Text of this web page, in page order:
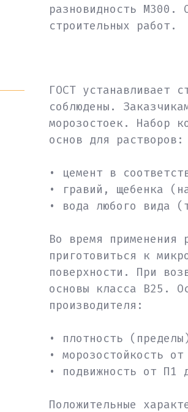
разновидность М300.
строительных работ.
ГОСТ устанавливает
соблюдены.
морозостоек. Набор
основ для растворов:
• цемент в
• гравий, щебенка
• вода любого вида
Во время применения
приготовиться к
поверхности. При
основы класса В25.
производителя:
• плотность
• морозостойкость
• подвижность от П1
Положительные